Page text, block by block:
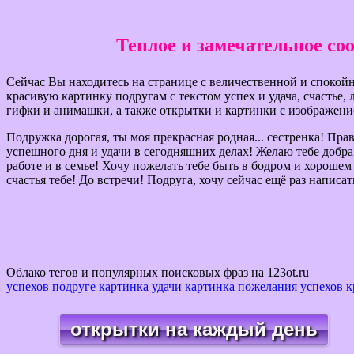
Теплое и замечательное
Сейчас Вы находитесь на странице с величественной и
красивую картинку подругам с текстом успех и удача,
гифки и анимашки, а также открытки и картинки с
Подружка дорогая, ты моя прекрасная родная... сестренка!
успешного дня и удачи в сегодняшних делах! Желаю тебе
работе и в семье! Хочу пожелать тебе быть в бодром и
счастья тебе! До встречи! Подруга, хочу сейчас ещё раз
Облако тегов и популярных поисковых фраз на 123ot.ru
успехов подруге картинка удачи картинка пожелания успехов
открытки на каждый день